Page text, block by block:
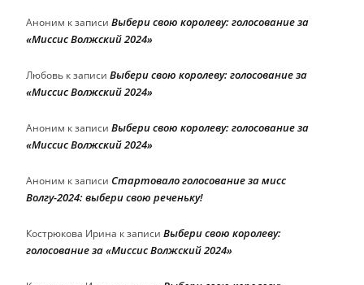
Аноним к записи Выбери свою королеву: голосование за
«Миссис Волжский 2024»
Любовь к записи Выбери свою королеву: голосование за
«Миссис Волжский 2024»
Аноним к записи Выбери свою королеву: голосование за
«Миссис Волжский 2024»
Аноним к записи Стартовало голосование за мисс
Волгу-2024: выбери свою реченьку!
Кострюкова Ирина к записи Выбери свою королеву:
голосование за «Миссис Волжский 2024»